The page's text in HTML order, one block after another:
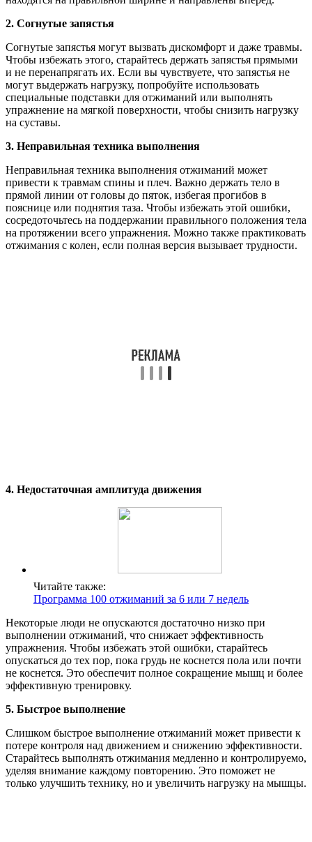
2. Согнутые запястья
Согнутые запястья могут вызвать дискомфорт и даже травмы.
Чтобы избежать этого, старайтесь держать запястья прямыми
и не перенапрягать их. Если вы чувствуете, что запястья не
могут выдержать нагрузку, попробуйте использовать
специальные подставки для отжиманий или выполнять
упражнение на мягкой поверхности, чтобы снизить нагрузку
на суставы.
3. Неправильная техника выполнения
Неправильная техника выполнения отжиманий может
привести к травмам спины и плеч. Важно держать тело в
прямой линии от головы до пяток, избегая прогибов в
пояснице или поднятия таза. Чтобы избежать этой ошибки,
сосредоточьтесь на поддержании правильного положения тела
на протяжении всего упражнения. Можно также практиковать
отжимания с колен, если полная версия вызывает трудности.
4. Недостаточная амплитуда движения
Читайте также:
Программа 100 отжиманий за 6 или 7 недель
Некоторые люди не опускаются достаточно низко при
выполнении отжиманий, что снижает эффективность
упражнения. Чтобы избежать этой ошибки, старайтесь
опускаться до тех пор, пока грудь не коснется пола или почти
не коснется. Это обеспечит полное сокращение мышц и более
эффективную тренировку.
5. Быстрое выполнение
Слишком быстрое выполнение отжиманий может привести к
потере контроля над движением и снижению эффективности.
Старайтесь выполнять отжимания медленно и контролируемо,
уделяя внимание каждому повторению. Это поможет не
только улучшить технику, но и увеличить нагрузку на мышцы.